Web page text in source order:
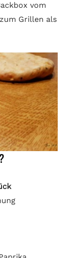
vom
Grillen als